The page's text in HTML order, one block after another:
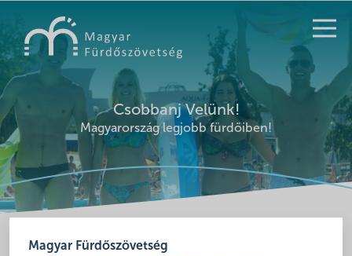
Magyar Fürdőszövetség
KERESÉS
Csobbanj Velünk!
Magyarország legjobb fürdőiben!